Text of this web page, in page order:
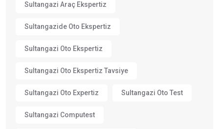
Sultangazi Araç Ekspertiz
Sultangazide Oto Ekspertiz
Sultangazi Oto Ekspertiz
Sultangazi Oto Ekspertiz Tavsiye
Sultangazi Oto Expertiz Sultangazi Oto Test
Sultangazi Computest